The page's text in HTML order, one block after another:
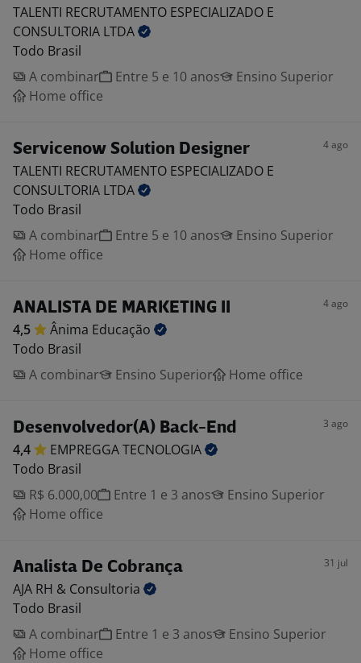
TALENTI RECRUTAMENTO ESPECIALIZADO E
CONSULTORIA LTDA
Todo Brasil
A combinar
Entre 5 e 10 anos
Ensino Superior
Home office
Servicenow Solution Designer 4 ago
TALENTI RECRUTAMENTO ESPECIALIZADO E
CONSULTORIA LTDA
Todo Brasil
A combinar
Entre 5 e 10 anos
Ensino Superior
Home office
ANALISTA DE MARKETING II 4 ago
4,5 Ânima Educação
Todo Brasil
A combinar
Ensino Superior Home office
Desenvolvedor(A) Back-End 3 ago
4,4 EMPREGGATECNOLOGIA
Todo Brasil
R$ 6.000,00
Entre 1 e 3 anos
Ensino Superior
Home office
Analista De Cobrança 31 jul
AJA RH & Consultoria
Todo Brasil
A combinar
Entre 1 e 3 anos
Ensino Superior
Home office